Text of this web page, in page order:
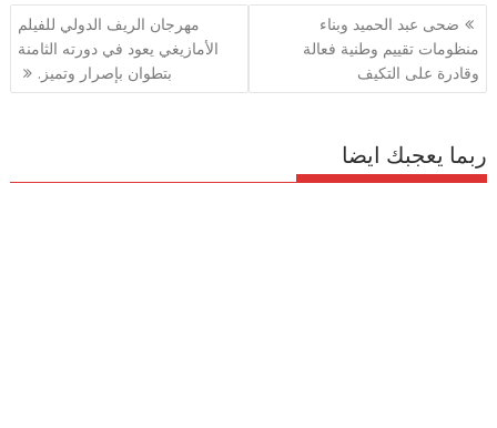
تصفّح
المقالات
ضحى عبد الحميد وبناء
منظومات تقييم وطنية فعالة
وقادرة على التكيف
مهرجان الريف الدولي للفيلم
الأمازيغي يعود في دورته الثامنة
بتطوان بإصرار وتميز.
ربما يعجبك ايضا